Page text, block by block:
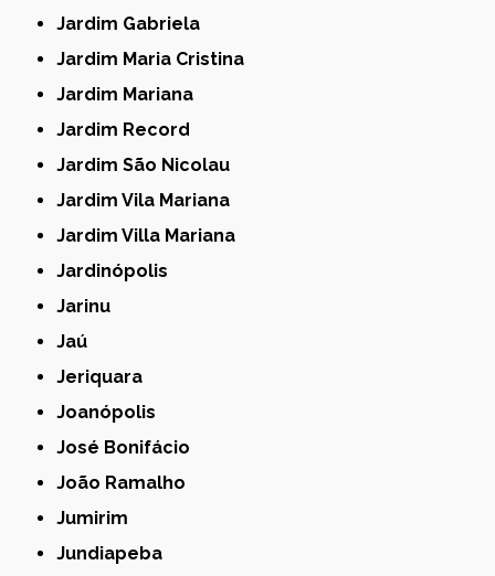
Jardim Gabriela
Jardim Maria Cristina
Jardim Mariana
Jardim Record
Jardim São Nicolau
Jardim Vila Mariana
Jardim Villa Mariana
Jardinópolis
Jarinu
Jaú
Jeriquara
Joanópolis
José Bonifácio
João Ramalho
Jumirim
Jundiapeba